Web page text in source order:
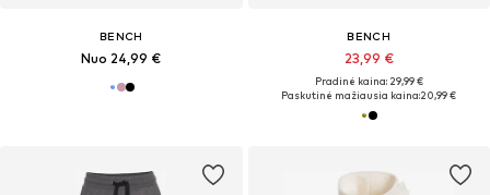
BENCH
Nuo 24,99 €
BENCH
23,99 €
Pradinė kaina: 29,99 €
Paskutinė mažiausia kaina:20,99 €